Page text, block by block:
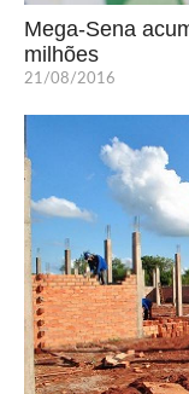
Mega-Sena
milhões
21/08/2016